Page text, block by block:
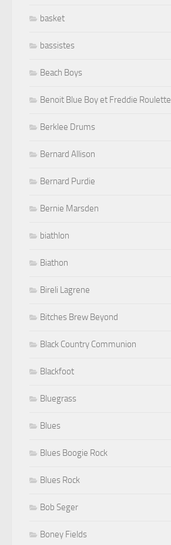
basket
bassistes
Beach Boys
Benoit Blue Boy et Freddie Roulette
Berklee Drums
Bernard Allison
Bernard Purdie
Bernie Marsden
biathlon
Biathon
Bireli Lagrene
Bitches Brew Beyond
Black Country Communion
Blackfoot
Bluegrass
Blues
Blues Boogie Rock
Blues Rock
Bob Seger
Boney Fields